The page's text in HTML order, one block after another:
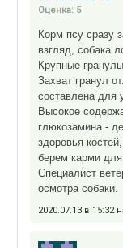
Оценка: 5
Корм псу сразу
взгляд, собака
Крупные
Захват гранул
составлена для
Высокое
глюкозамина -
здоровья
берем карми
Специалист
осмотра собаки.
2020.07.13 в 15:32